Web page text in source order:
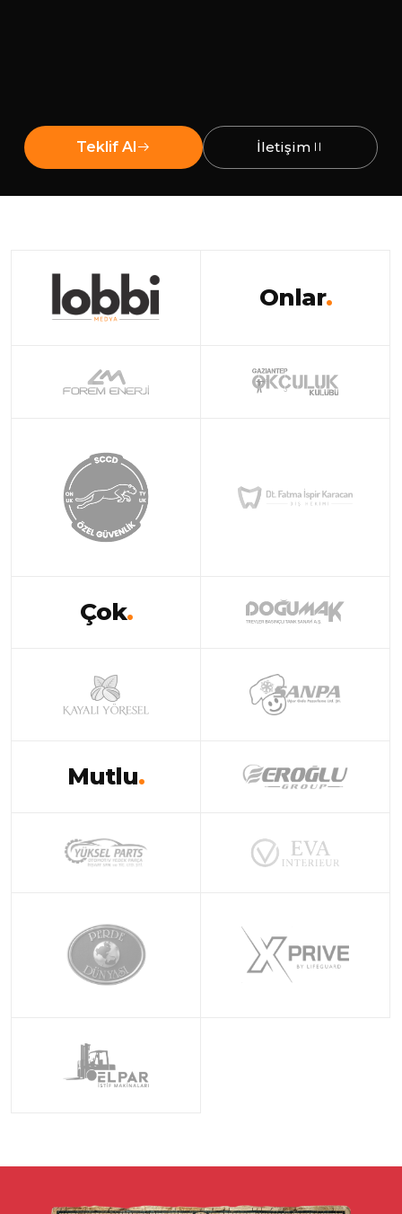
Teklif Al İletişim
Onlar.
Çok.
Mutlu.